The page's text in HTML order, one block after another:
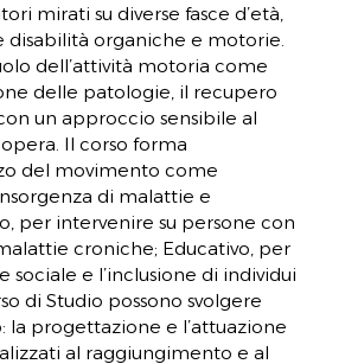
mirati su diverse fasce d’età,
disabilità organiche e motorie.
dell’attività motoria come
delle patologie, il recupero
un approccio sensibile al
Il corso forma
del movimento come
di malattie e
per intervenire su persone con
croniche; Educativo, per
sociale e l’inclusione di individui
di Studio possono svolgere
la progettazione e l’attuazione
al raggiungimento e al